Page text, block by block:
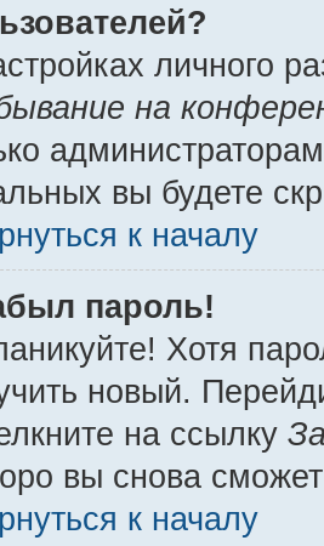
личного
на
вы будете
к началу
пароль!
Хотя
новый.
на ссылку
вы снова
к началу